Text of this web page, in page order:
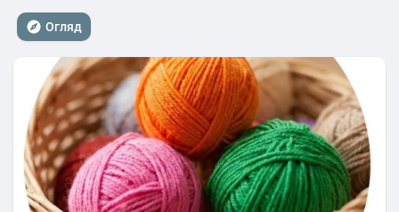
Огляд